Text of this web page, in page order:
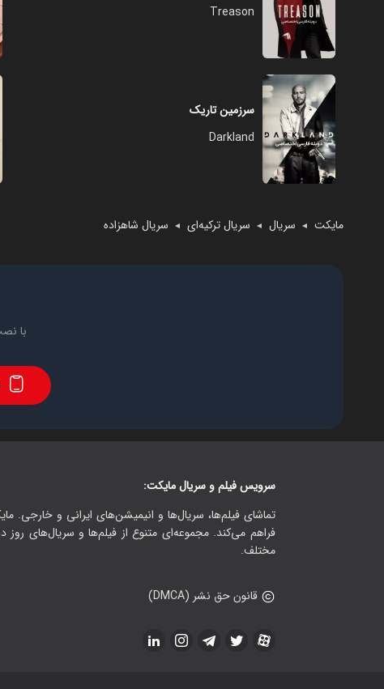
Treason
سرزمین تاریک
Darkland
مایکت ◄ سریال ◄ سریال ترکیه‌ای ◄ سریال شاهزاده
با
سرویس فیلم و سریال مایکت:
تماشای فیلم‌ها، سریال‌ها و انیمیشن‌های ایرانی و خارجی.
فراهم می‌کند. مجموعه‌ای متنوع از فیلم‌ها و سریال‌های روز
مختلف.
قانون حق نشر (DMCA)